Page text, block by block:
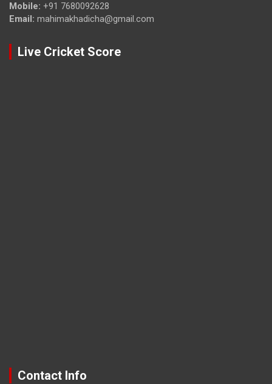
Mobile: +91 7680092628
Email: mahimakhadicha@gmail.com
Live Cricket Score
Contact Info